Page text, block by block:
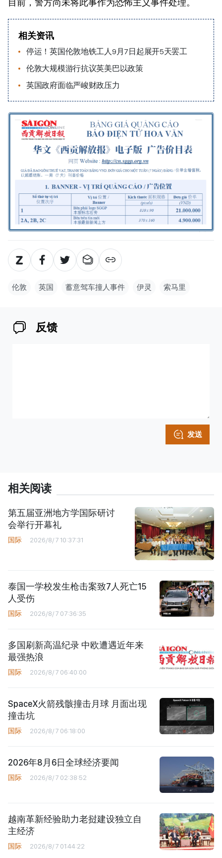
相关资讯
停运！英国伦敦地铁工人9月7日起展开5天罢工
伦敦大规模游行抗议英美巴以政策
英国政府面临严峻财政压力
伦敦 英国 蓄意驾车撞人事件 伊灵 索马里
反馈
发送
相关阅读
第五届亚洲地方学国际研讨
会举行开幕礼
国际 2026/8/7 10:37:31
泰国一学校发生枪击案致7人死亡15
人受伤
国际 2026/8/7 07:36:35
多国刷新高温纪录 中欧遭遇近年来
最强热浪
国际 2026/8/7 06:40:00
SpaceX火箭残骸撞击月球 月面出现
撞击坑
国际 2026/8/7 06:18:00
2026年8月6日全球经济要闻
国际 2026/8/7 02:38:52
越南革新经验助力老挝建设独立自
主经济
国际 2026/8/7 01:44:22